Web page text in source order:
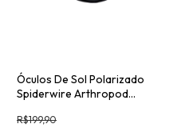
Óculos De Sol Polarizado
Spiderwire Arthropod
R$199,90